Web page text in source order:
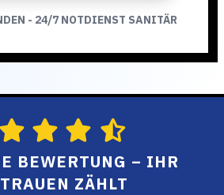
- 24/7 NOTDIENST SANITÄR
BEWERTUNG – IHR
ZÄHLT